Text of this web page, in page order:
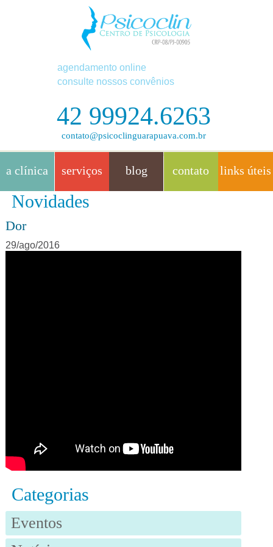
agendamento online
consulte nossos convênios
42 99924.6263
contato@psicoclinguarapuava.com.br
a clínica serviços blog contato links úteis
Novidades
Dor
29/ago/2016
Categorias
Eventos